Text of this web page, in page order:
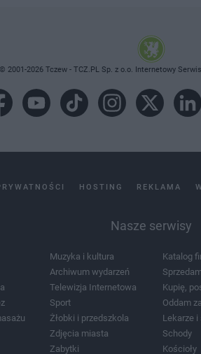
© 2001-2026 Tczew - TCZ.PL Sp. z o.o. Internetowy
HOSTING REKLAMA
Nasze serwisy
Muzyka i kultura
Archiwum wydarzeń
Telewizja Internetowa
Sport
Żłobki i przedszkola
Zdjęcia miasta
Zabytki
Katalog
Kupię,
Oddam
Lekarze i
Schody
Kościoły